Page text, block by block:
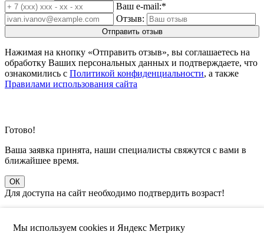
Ваш e-mail:*
Отзыв:
Нажимая на кнопку «Отправить отзыв», вы соглашаетесь на
обработку Ваших персональных данных и подтверждаете, что
ознакомились с Политикой конфиденциальности, а также
Правилами использования сайта
Готово!
Ваша заявка принята, наши специалисты свяжутся с вами в
ближайшее время.
ОК
Для доступа на сайт необходимо подтвердить возраст!
достигших совершеннолетнего возраста. Сведения,
Мы используем cookies и Яндекс Метрику